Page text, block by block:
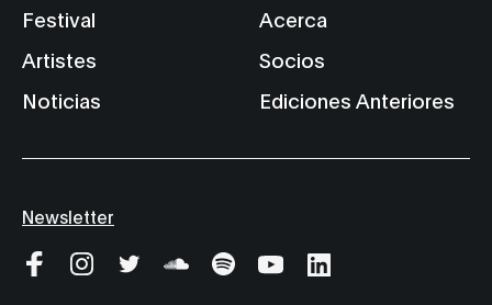
Festival
Artistes
Noticias
Acerca
Socios
Ediciones Anteriores
Newsletter